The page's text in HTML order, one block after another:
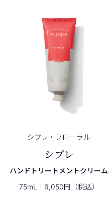
シプレ・ フローラル
シプレ
ハンドトリートメントクリーム
75mL｜6,050円（税込）